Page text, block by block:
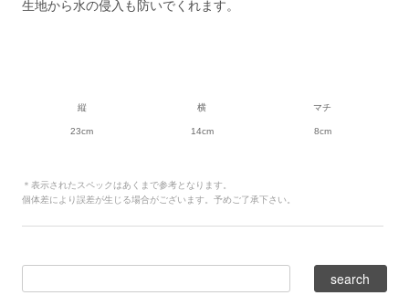
生地から水の侵入も防いでくれます。
縦 横 マチ
23cm 14cm 8cm
＊表示されたスペックはあくまで参考となります。
個体差により誤差が生じる場合がございます。予めご了承下さい。